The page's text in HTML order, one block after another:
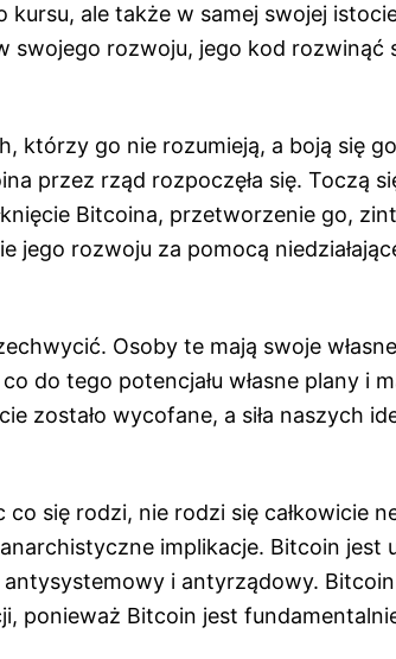
ale także w samej swojej
swojego rozwoju, jego kod rozwinąć
którzy go nie rozumieją, a boją się
przez rząd rozpoczęła się. Toczą
Bitcoina, przetworzenie go,
jego rozwoju za pomocą
Osoby te mają swoje
do tego potencjału własne plany i
zostało wycofane, a siła naszych
się rodzi, nie rodzi się całkowicie
implikacje. Bitcoin jest
i antyrządowy.
ponieważ Bitcoin jest